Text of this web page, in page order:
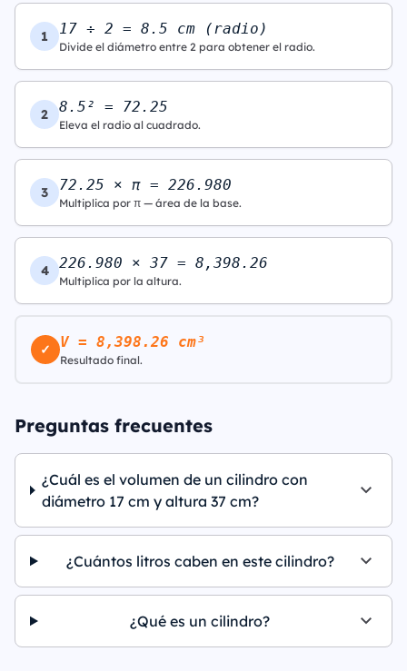
1 17 ÷ 2 = 8.5 cm (radio)
Divide el diámetro entre 2 para obtener el radio.
2 8.5² = 72.25
Eleva el radio al cuadrado.
3 72.25 × π = 226.980
Multiplica por π — área de la base.
4 226.980 × 37 = 8,398.26
Multiplica por la altura.
✓ V = 8,398.26 cm³
Resultado final.
Preguntas frecuentes
¿Cuál es el volumen de un cilindro con
diámetro 17 cm y altura 37 cm?
¿Cuántos litros caben en este cilindro?
¿Qué es un cilindro?